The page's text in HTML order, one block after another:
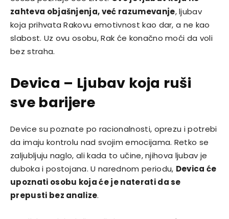
zahteva objašnjenja, već razumevanje, ljubav
koja prihvata Rakovu emotivnost kao dar, a ne kao
slabost. Uz ovu osobu, Rak će konačno moći da voli
bez straha.
Devica – Ljubav koja ruši
sve barijere
Device su poznate po racionalnosti, oprezu i potrebi
da imaju kontrolu nad svojim emocijama. Retko se
zaljubljuju naglo, ali kada to učine, njihova ljubav je
duboka i postojana. U narednom periodu, Devica će
upoznati osobu koja će je naterati da se
prepusti bez analize.